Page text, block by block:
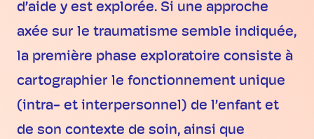
d’aide y est explorée. Si une approche
axée sur le traumatisme semble indiquée,
la première phase exploratoire consiste à
cartographier le fonctionnement unique
(intra- et interpersonnel) de l’enfant et
de son contexte de soin, ainsi que